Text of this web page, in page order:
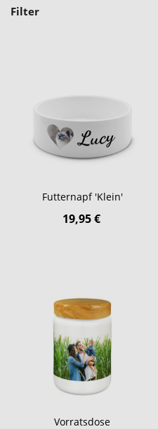
Filter
Futternapf 'Klein'
19,95 €
Vorratsdose